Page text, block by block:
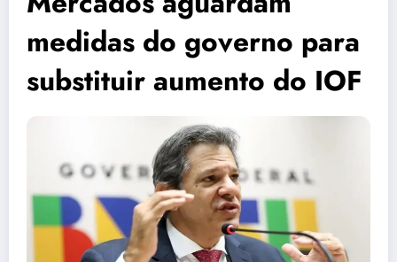
medidas do governo para
substituir aumento do IOF